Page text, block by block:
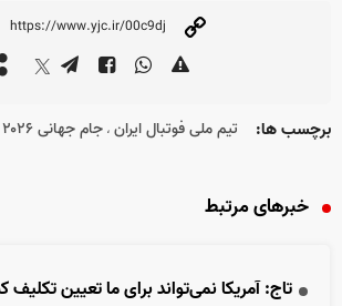
برچسب ها: تیم ملی فوتبال ایران ، جام جهانی ۲۰۲۶
خبرهای مرتبط
تاج: آمریکا نمی‌تواند برای ما تعیین تکلیف